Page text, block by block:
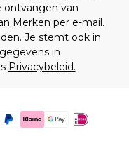
van
Merken per e-mail.
Je stemt ook in
in
Privacybeleid.